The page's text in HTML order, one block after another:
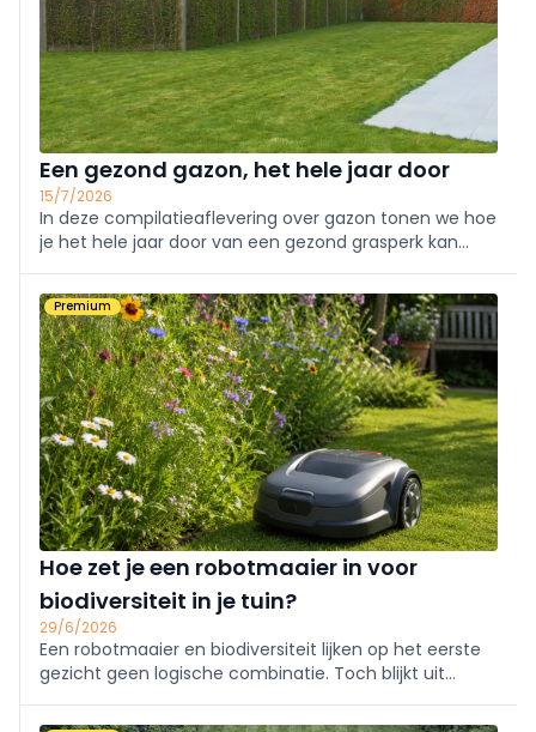
Een gezond gazon, het hele jaar door
15/7/2026
In deze compilatieaflevering over gazon tonen we hoe
je het hele jaar door van een gezond grasperk kan
onderhoud, en zelfs alternatieven voor wie het zichzelf
makkelijker wil maken.
Premium
Hoe zet je een robotmaaier in voor
biodiversiteit in je tuin?
29/6/2026
Een robotmaaier en biodiversiteit lijken op het eerste
gezicht geen logische combinatie. Toch blijkt uit
slim ingerichte tuin met een robotmaaier net een